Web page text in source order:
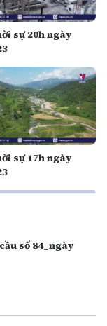
sự 20h ngày
sự 17h ngày
số 84_ngày